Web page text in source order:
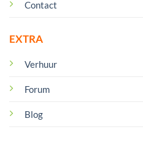
Contact
EXTRA
Verhuur
Forum
Blog